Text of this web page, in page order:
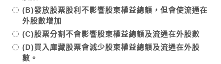
(B)發放股票股利不影響股東權益總額，但會使流通在
外股數增加
(C)股票分割不會影響股東權益總額及流通在外股數
(D)買入庫藏股票會減少股東權益總額及流通在外股
數。